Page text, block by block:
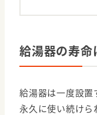
給湯器の寿命
給湯器は一度設置
永久に使い続け